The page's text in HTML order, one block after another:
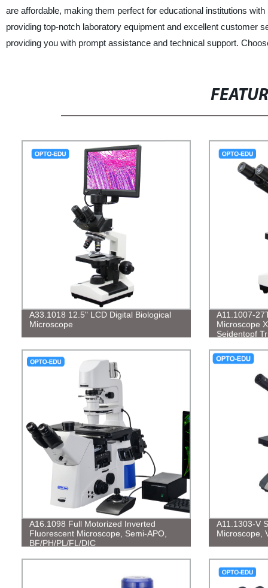
are affordable, making them perfect for educational institutions
providing top-notch laboratory equipment and excellent customer
providing you with prompt assistance and technical support.
A33.1018 12.5" LCD Digital Biological
Microscope
A11.1007-
Microscope
Seidentopf
A16.1098 Full Motorized Inverted
Fluorescent Microscope, Semi-APO,
BF/PH/PL/FL/DIC
A11.1303-V
Microscope,